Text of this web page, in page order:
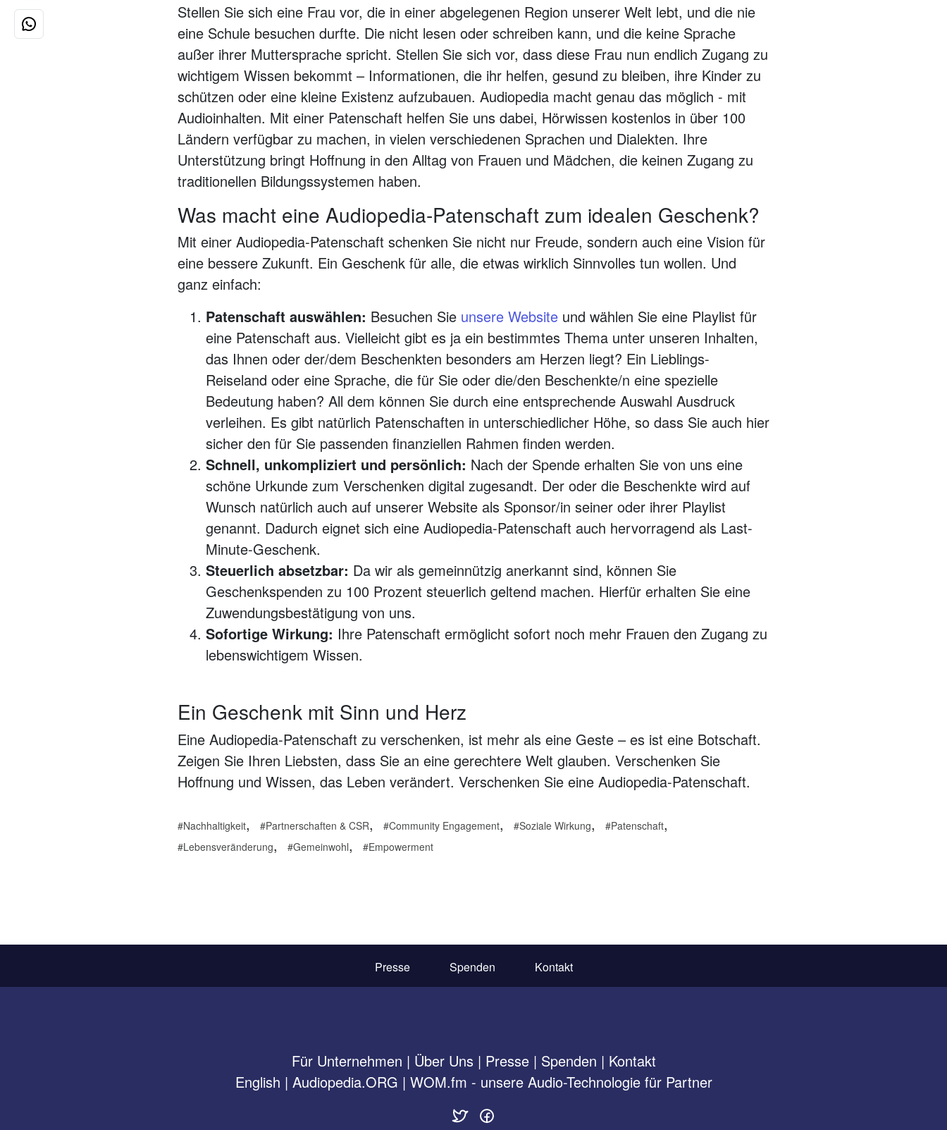
Stellen Sie sich eine Frau vor, die in einer abgelegenen Region unserer Welt lebt, und die nie
eine Schule besuchen durfte. Die nicht lesen oder schreiben kann, und die keine Sprache
außer ihrer Muttersprache spricht. Stellen Sie sich vor, dass diese Frau nun endlich Zugang zu
wichtigem Wissen bekommt – Informationen, die ihr helfen, gesund zu bleiben, ihre Kinder zu
schützen oder eine kleine Existenz aufzubauen. Audiopedia macht genau das möglich - mit
Audioinhalten. Mit einer Patenschaft helfen Sie uns dabei, Hörwissen kostenlos in über 100
Ländern verfügbar zu machen, in vielen verschiedenen Sprachen und Dialekten. Ihre
Unterstützung bringt Hoffnung in den Alltag von Frauen und Mädchen, die keinen Zugang zu
traditionellen Bildungssystemen haben​​​.
Was macht eine Audiopedia-Patenschaft zum idealen Geschenk?
Mit einer Audiopedia-Patenschaft schenken Sie nicht nur Freude, sondern auch eine Vision für
eine bessere Zukunft. Ein Geschenk für alle, die etwas wirklich Sinnvolles tun wollen. Und
ganz einfach:
Patenschaft auswählen: Besuchen Sie unsere Website und wählen Sie eine Playlist für
eine Patenschaft aus. Vielleicht gibt es ja ein bestimmtes Thema unter unseren Inhalten,
das Ihnen oder der/dem Beschenkten besonders am Herzen liegt? Ein Lieblings-
Reiseland oder eine Sprache, die für Sie oder die/den Beschenkte/n eine spezielle
Bedeutung haben? All dem können Sie durch eine entsprechende Auswahl Ausdruck
verleihen. Es gibt natürlich Patenschaften in unterschiedlicher Höhe, so dass Sie auch hier
sicher den für Sie passenden finanziellen Rahmen finden werden.
Schnell, unkompliziert und persönlich: Nach der Spende erhalten Sie von uns eine
schöne Urkunde zum Verschenken digital zugesandt. Der oder die Beschenkte wird auf
Wunsch natürlich auch auf unserer Website als Sponsor/in seiner oder ihrer Playlist
genannt. Dadurch eignet sich eine Audiopedia-Patenschaft auch hervorragend als Last-
Minute-Geschenk.
Steuerlich absetzbar: Da wir als gemeinnützig anerkannt sind, können Sie
Geschenkspenden zu 100 Prozent steuerlich geltend machen. Hierfür erhalten Sie eine
Zuwendungsbestätigung von uns.
Sofortige Wirkung: Ihre Patenschaft ermöglicht sofort noch mehr Frauen den Zugang zu
lebenswichtigem Wissen.
Ein Geschenk mit Sinn und Herz
Eine Audiopedia-Patenschaft zu verschenken, ist mehr als eine Geste – es ist eine Botschaft.
Zeigen Sie Ihren Liebsten, dass Sie an eine gerechtere Welt glauben. Verschenken Sie
Hoffnung und Wissen, das Leben verändert. Verschenken Sie eine Audiopedia-Patenschaft.
Nachhaltigkeit, Partnerschaften & CSR, Community Engagement, Soziale Wirkung, Patenschaft,
Lebensveränderung, Gemeinwohl, Empowerment
Presse Spenden Kontakt
Für Unternehmen | Über Uns| Presse| Spenden | Kontakt
English | Audiopedia.ORG | WOM.fm - unsere Audio-Technologie für Partner